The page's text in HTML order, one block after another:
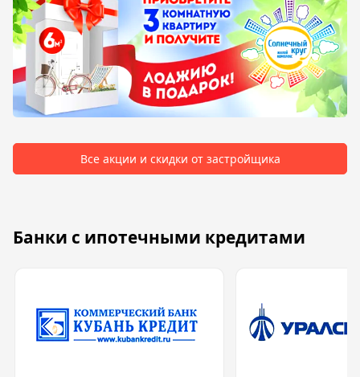
Все акции и скидки от застройщика
Банки с ипотечными кредитами